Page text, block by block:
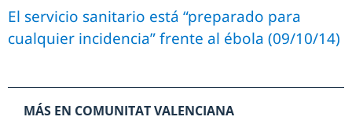
El servicio sanitario está “preparado para
cualquier incidencia” frente al ébola (09/10/14)
MÁS EN COMUNITAT VALENCIANA